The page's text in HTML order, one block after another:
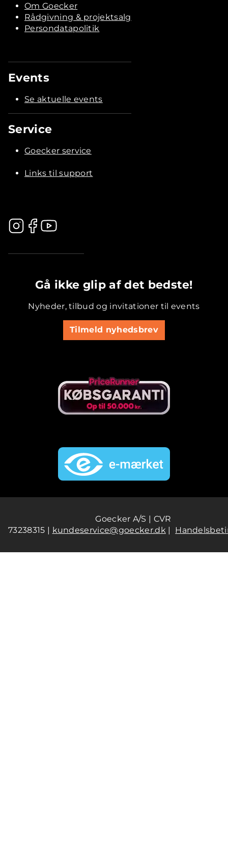
Om Goecker
Rådgivning & projektsalg
Persondatapolitik
Events
Se aktuelle events
Service
Goecker service
Links til support
Gå ikke glip af det bedste!
Nyheder, tilbud og invitationer til events
Tilmeld nyhedsbrev
Goecker A/S | CVR
73238315 | kundeservice@goecker.dk|